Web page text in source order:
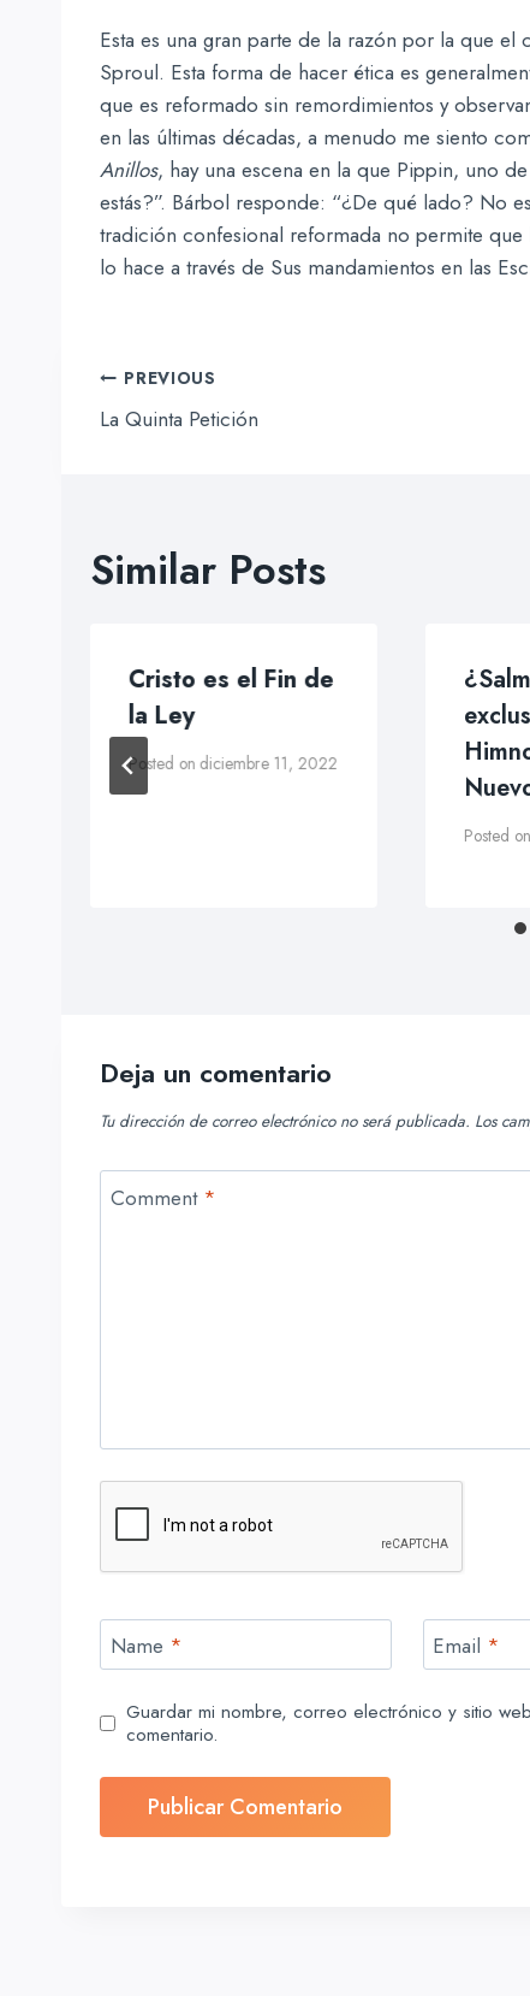
Esta es una gran parte de la razón por la que
Sproul. Esta forma de hacer ética es
que es reformado sin remordimientos y
en las últimas décadas, a menudo me siento
Anillos, hay una escena en la que Pippin, uno
estás?”. Bárbol responde: “¿De qué lado? No
tradición confesional reformada no permite que
lo hace a través de Sus mandamientos en las
Navegación
de
PREVIOUS
La Quinta Petición
Similar Posts
Cristo es el Fin de
la Ley
Posted on diciembre 11, 2022
Posted on
Deja un comentario
Tu dirección de correo electrónico no será publicada. Los
Comment *
Name * Email *
Guardar mi nombre, correo electrónico y sitio
comentario.